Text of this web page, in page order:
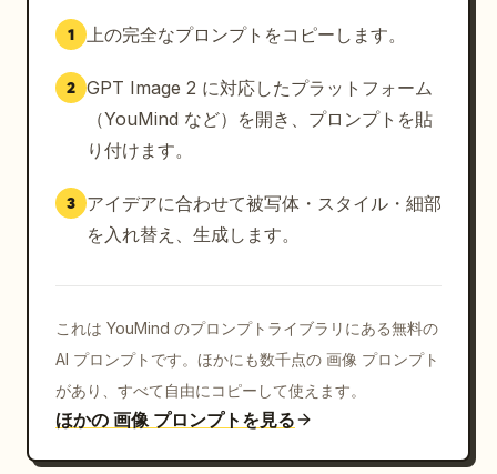
1 上の完全なプロンプトをコピーします。
2 GPT Image 2 に対応したプラットフォーム
（YouMind など）を開き、プロンプトを貼
り付けます。
3
アイデアに合わせて被写体・スタイル・細部
を入れ替え、生成します。
これは YouMind のプロンプトライブラリにある無料の
AI プロンプトです。ほかにも数千点の 画像 プロンプト
があり、すべて自由にコピーして使えます。
ほかの 画像 プロンプトを見る